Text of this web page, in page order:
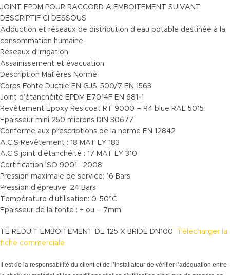
JOINT EPDM POUR RACCORD A EMBOITEMENT SUIVANT
DESCRIPTIF CI DESSOUS
Adduction et réseaux de distribution d’eau potable destinée à la
consommation humaine.
Réseaux d’irrigation
Assainissement et évacuation
Description Matières Norme
Corps Fonte Ductile EN GJS-500/7 EN 1563
Joint d’étanchéité EPDM E7014F EN 681-1
Revêtement Epoxy Resicoat RT 9000 – R4 blue RAL 5015
Epaisseur mini 250 microns DIN 30677
Conforme aux prescriptions de la norme EN 12842
A.C.S Revêtement : 18 MAT LY 183
A.C.S joint d’étanchéité : 17 MAT LY 310
Certification ISO 9001 : 2008
Pression maximale de service: 16 Bars
Pression d’épreuve: 24 Bars
Température d’utilisation: 0-50°C
Epaisseur de la fonte : + ou – 7mm
TE REDUIT EMBOITEMENT DE 125 X BRIDE DN100 Télécharger la
fiche commerciale
Il est de la responsabilité du client et de l’installateur de vérifier l’adéquation entre